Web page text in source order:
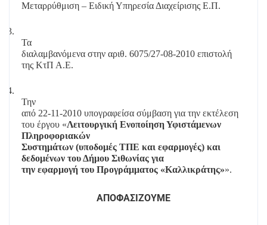
Μεταρρύθμιση – Ειδική Υπηρεσία Διαχείρισης Ε.Π.
3.
Τα
διαλαμβανόμενα στην αριθ. 6075/27-08-2010 επιστολή
της ΚτΠ Α.Ε.
4.
Την
από 22-11-2010 υπογραφείσα σύμβαση για την εκτέλεση
του έργου «Λειτουργική Ενοποίηση Υφιστάμενων
Πληροφοριακών
Συστημάτων (υποδομές ΤΠΕ και εφαρμογές) και
δεδομένων του Δήμου Σιθωνίας για
την εφαρμογή του Προγράμματος «Καλλικράτης»».
ΑΠΟΦΑΣΙΖΟΥΜΕ